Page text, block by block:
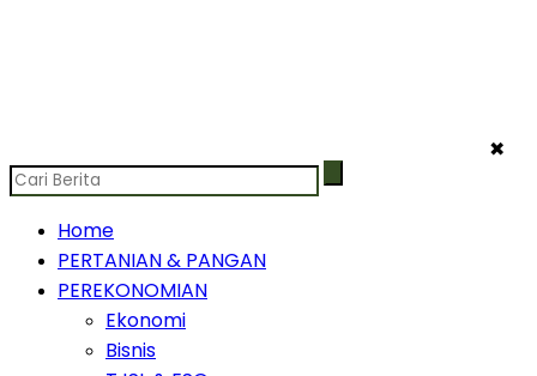
✖
Home
PERTANIAN & PANGAN
PEREKONOMIAN
Ekonomi
Bisnis